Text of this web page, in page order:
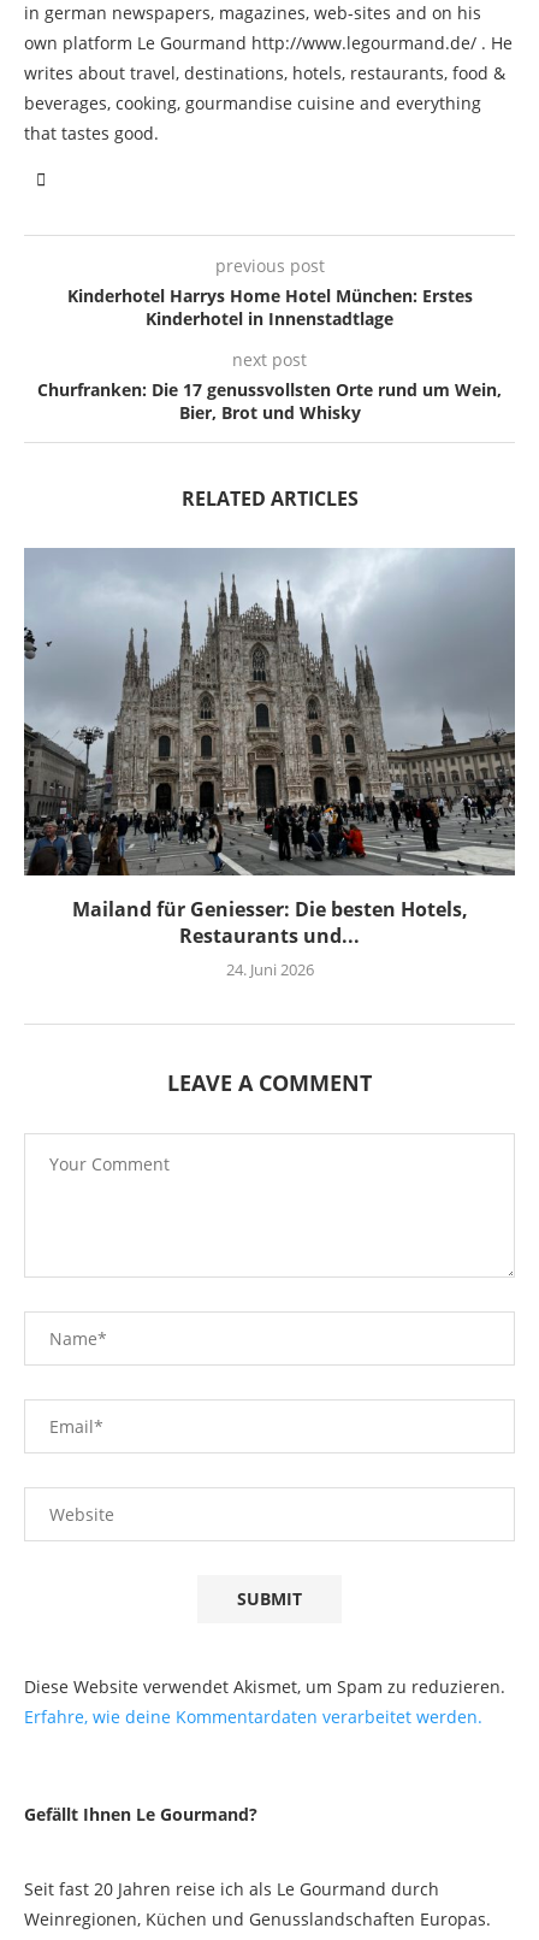
in german newspapers, magazines, web-sites and on his
own platform Le Gourmand http://www.legourmand.de/ . He
writes about travel, destinations, hotels, restaurants, food &
beverages, cooking, gourmandise cuisine and everything
that tastes good.
previous post
Kinderhotel Harrys Home Hotel München: Erstes
Kinderhotel in Innenstadtlage
next post
Churfranken: Die 17 genussvollsten Orte rund um Wein,
Bier, Brot und Whisky
RELATED ARTICLES
Mailand für Geniesser: Die besten Hotels,
Restaurants und...
24. Juni 2026
LEAVE A COMMENT
Diese Website verwendet Akismet, um Spam zu reduzieren.
Erfahre, wie deine Kommentardaten verarbeitet werden.
Gefällt Ihnen Le Gourmand?
Seit fast 20 Jahren reise ich als Le Gourmand durch
Weinregionen, Küchen und Genusslandschaften Europas.